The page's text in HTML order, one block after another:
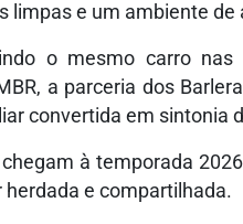
limpas e um ambiente de
o mesmo carro
a parceria dos
convertida em sintonia
à temporada
herdada e compartilhada.